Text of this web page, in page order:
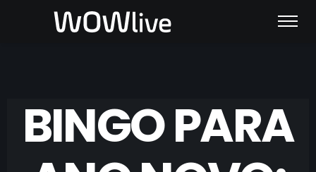
BINGO PARA